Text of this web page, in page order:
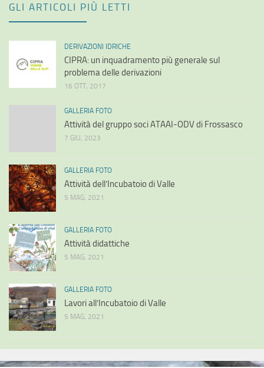
GLI ARTICOLI PIÙ LETTI
DERIVAZIONI IDRICHE
CIPRA: un inquadramento più generale sul
problema delle derivazioni
16 OTT, 2017
GALLERIA FOTO
Attività del gruppo soci ATAAI-ODV di Frossasco
7 GIU, 2023
GALLERIA FOTO
Attività dell’Incubatoio di Valle
5 MAG, 2021
GALLERIA FOTO
Attività didattiche
5 MAG, 2021
GALLERIA FOTO
Lavori all’Incubatoio di Valle
5 MAG, 2021